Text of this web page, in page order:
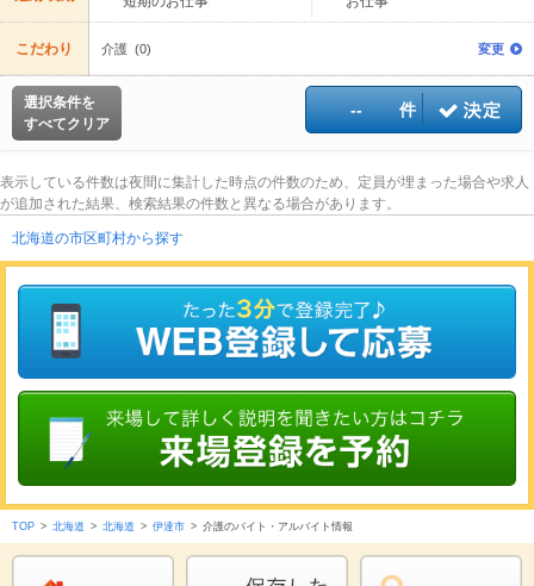
こだわり 介護 (0) 変更
選択条件を
すべてクリア
-- 件
表示している件数は夜間に集計した時点の件数のため、定員が埋まった場合や求人
が追加された結果、検索結果の件数と異なる場合があります。
北海道の市区町村から探す
TOP > 北海道 > 北海道 > 伊達市 > 介護のバイト・アルバイト情報